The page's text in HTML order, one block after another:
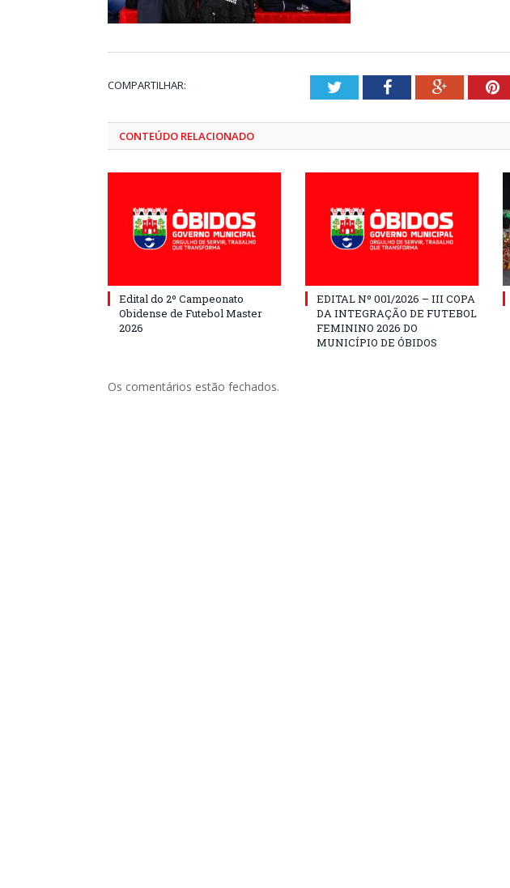
COMPARTILHAR: TwitterFacebookGoogle+
CONTEÚDO RELACIONADO
Edital do 2º Campeonato
Obidense de Futebol Master
2026
EDITAL Nº 001/2026 – III COPA
DA INTEGRAÇÃO DE FUTEBOL
FEMININO 2026 DO
MUNICÍPIO DE ÓBIDOS
Os comentários estão fechados.